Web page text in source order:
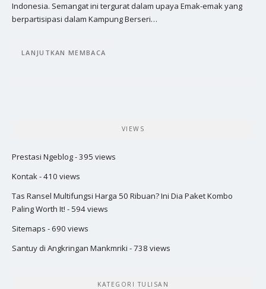
Indonesia. Semangat ini tergurat dalam upaya Emak-emak yang
berpartisipasi dalam Kampung Berseri…
LANJUTKAN MEMBACA
VIEWS
Prestasi Ngeblog- 395 views
Kontak- 410 views
Tas Ransel Multifungsi Harga 50 Ribuan? Ini Dia Paket Kombo
Paling Worth It! - 594 views
Sitemaps - 690 views
Santuy di Angkringan Mankmriki - 738 views
KATEGORI TULISAN